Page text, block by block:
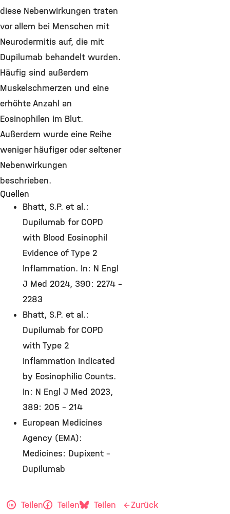
diese Nebenwirkungen traten
vor allem bei Menschen mit
Neurodermitis auf, die mit
Dupilumab behandelt wurden.
Häufig sind außerdem
Muskelschmerzen und eine
erhöhte Anzahl an
Eosinophilen im Blut.
Außerdem wurde eine Reihe
weniger häufiger oder seltener
Nebenwirkungen
beschrieben.
Quellen
Bhatt, S.P. et al.:
Dupilumab for COPD
with Blood Eosinophil
Evidence of Type 2
Inflammation. In: N Engl
J Med 2024, 390: 2274 –
2283
Bhatt, S.P. et al.:
Dupilumab for COPD
with Type 2
Inflammation Indicated
by Eosinophilic Counts.
In: N Engl J Med 2023,
389: 205 – 214
European Medicines
Agency (EMA):
Medicines: Dupixent –
Dupilumab
Teilen Teilen
Teilen
Zurück